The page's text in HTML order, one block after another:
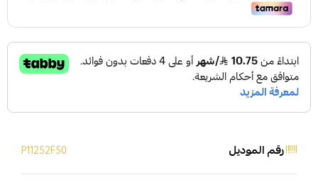
رقم الموديل P11252F50